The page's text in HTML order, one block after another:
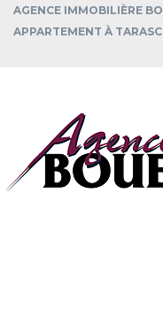
AGENCE IMMOBILIÈRE
APPARTEMENT À